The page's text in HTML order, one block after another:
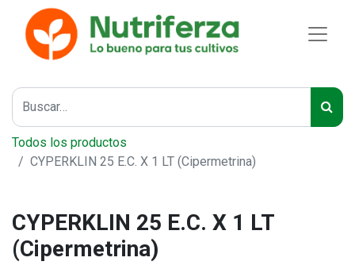
Todos los productos
CYPERKLIN 25 E.C. X 1 LT (Cipermetrina)
CYPERKLIN 25 E.C. X 1 LT
(Cipermetrina)